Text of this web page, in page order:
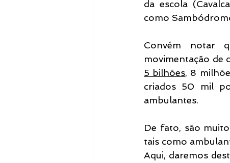
da escola
como
Convém notar
movimentação de
5 bilhões, 8
criados 50 mil
ambulantes.
De fato, são
tais como
Aqui, daremos